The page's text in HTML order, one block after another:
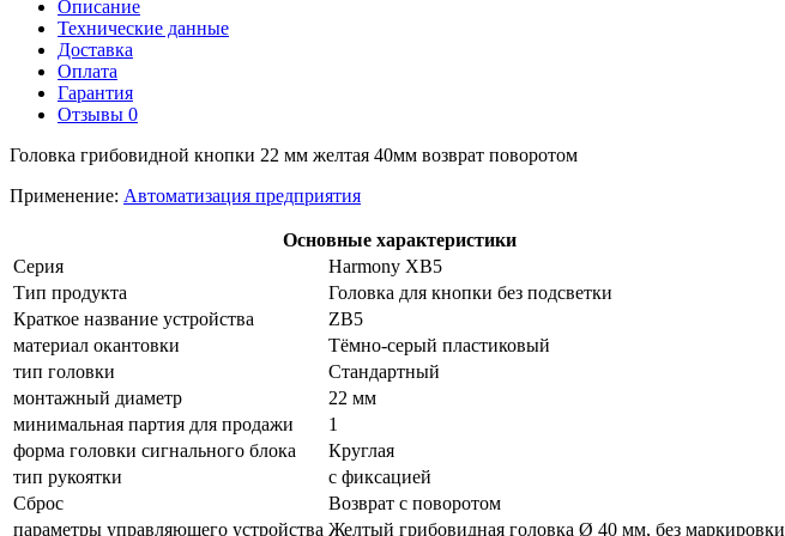
Описание
Технические данные
Доставка
Оплата
Гарантия
Отзывы 0
Головка грибовидной кнопки 22 мм желтая 40мм возврат поворотом
Применение: Автоматизация предприятия
Основные характеристики
Серия
Harmony XB5
Тип продукта
Головка для кнопки без подсветки
Краткое название устройства
ZB5
материал окантовки
Тёмно-серый пластиковый
тип головки
Стандартный
монтажный диаметр
22 мм
минимальная партия для продажи
1
форма головки сигнального блока
Круглая
тип рукоятки
с фиксацией
Сброс
Возврат с поворотом
параметры управляющего устройства Желтый грибовидная головка Ø 40 мм, без маркировки